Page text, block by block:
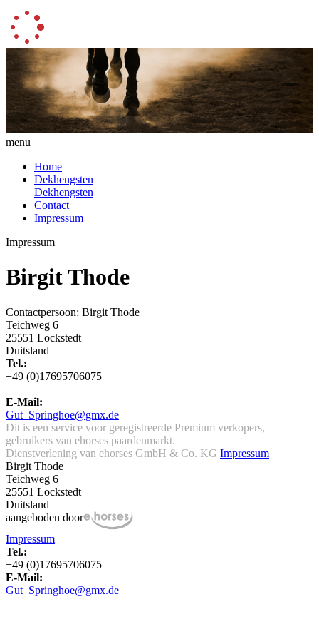
menu
Home
Dekhengsten
Dekhengsten
Contact
Impressum
Impressum
Birgit Thode
Contactpersoon: Birgit Thode
Teichweg 6
25551 Lockstedt
Duitsland
Tel.:
+49 (0)17695706075
E-Mail:
Gut_Springhoe@gmx.de
Dit is een service voor geregistreerde Premium verkopers,
gebruikers van ehorses paardenmarkt.
Dienstverlening van ehorses GmbH & Co. KG Impressum
Birgit Thode
Teichweg 6
25551 Lockstedt
Duitsland
aangeboden door
Impressum
Tel.:
+49 (0)17695706075
E-Mail:
Gut_Springhoe@gmx.de